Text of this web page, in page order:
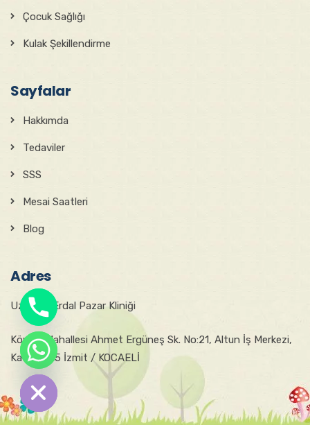
Çocuk Sağlığı
Kulak Şekillendirme
Sayfalar
Hakkımda
Tedaviler
SSS
Mesai Saatleri
Blog
Adres
Uzm. Dr. Erdal Pazar Kliniği
Körfez Mahallesi Ahmet Ergüneş Sk. No:21, Altun İş Merkezi,
Kat:4, D:15 İzmit / KOCAELİ
Hide
chaty